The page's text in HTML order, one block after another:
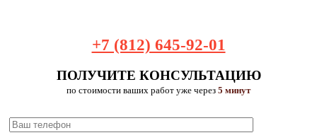
+7 (812) 645-92-01
ПОЛУЧИТЕ КОНСУЛЬТАЦИЮ
по стоимости ваших работ уже через 5 минут